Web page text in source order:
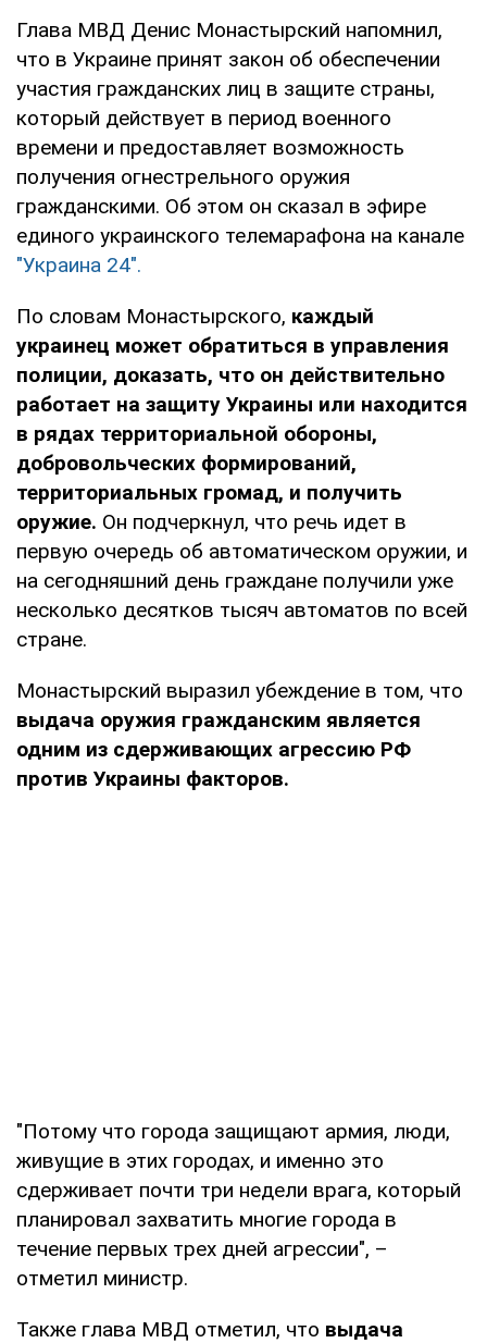
Глава МВД Денис Монастырский напомнил,
что в Украине принят закон об обеспечении
участия гражданских лиц в защите страны,
который действует в период военного
времени и предоставляет возможность
получения огнестрельного оружия
гражданскими. Об этом он сказал в эфире
единого украинского телемарафона на канале
"Украина 24".
По словам Монастырского, каждый
украинец может обратиться в управления
полиции, доказать, что он действительно
работает на защиту Украины или находится
в рядах территориальной обороны,
добровольческих формирований,
территориальных громад, и получить
оружие. Он подчеркнул, что речь идет в
первую очередь об автоматическом оружии, и
на сегодняшний день граждане получили уже
несколько десятков тысяч автоматов по всей
стране.
Монастырский выразил убеждение в том, что
выдача оружия гражданским является
одним из сдерживающих агрессию РФ
против Украины факторов.
"Потому что города защищают армия, люди,
живущие в этих городах, и именно это
сдерживает почти три недели врага, который
планировал захватить многие города в
течение первых трех дней агрессии", –
отметил министр.
Также глава МВД отметил, что выдача